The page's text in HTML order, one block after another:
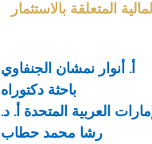
المتعلقة بالاستثمار
أ. أنوار نمشان الجنفاوي
باحثة دكتوراه
العربية المتحدة أ. د.
رشا محمد حطاب